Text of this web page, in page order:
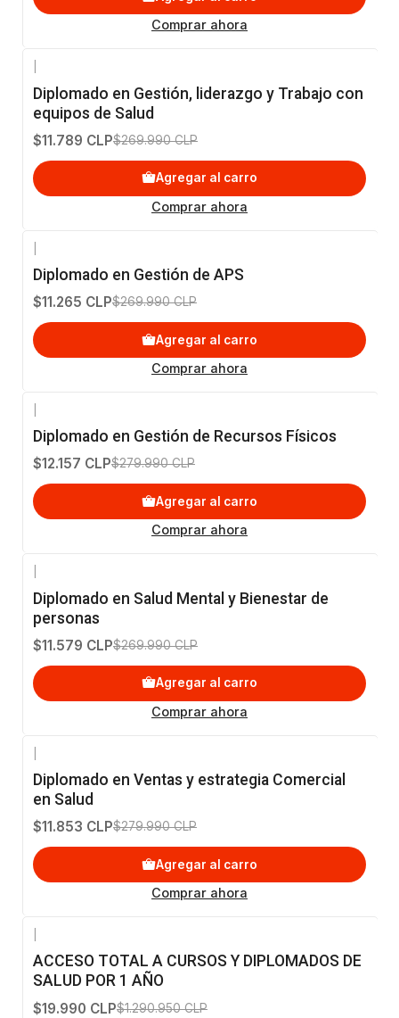
Comprar ahora
-96% OFF
Diplomado en Gestión, liderazgo y Trabajo con
equipos de Salud
$11.789 CLP$269.990 CLP
Agregar al carro
Comprar ahora
-96% OFF
Diplomado en Gestión de APS
$11.265 CLP$269.990 CLP
Agregar al carro
Comprar ahora
-96% OFF
Diplomado en Gestión de Recursos Físicos
$12.157 CLP$279.990 CLP
Agregar al carro
Comprar ahora
-96% OFF
Diplomado en Salud Mental y Bienestar de
personas
$11.579 CLP$269.990 CLP
Agregar al carro
Comprar ahora
-96% OFF
Diplomado en Ventas y estrategia Comercial
en Salud
$11.853 CLP$279.990 CLP
Agregar al carro
Comprar ahora
-98%OFF
ACCESO TOTAL A CURSOS Y DIPLOMADOS DE
SALUD POR 1 AÑO
$19.990 CLP$1.290.950 CLP